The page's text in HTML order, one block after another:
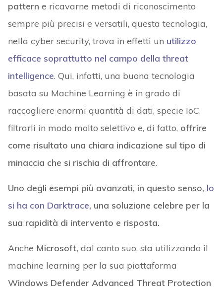
pattern e ricavarne metodi di riconoscimento
sempre più precisi e versatili, questa tecnologia,
nella cyber security, trova in effetti un utilizzo
efficace soprattutto nel campo della threat
intelligence. Qui, infatti, una buona tecnologia
basata su Machine Learning è in grado di
raccogliere enormi quantità di dati, specie IoC,
filtrarli in modo molto selettivo e, di fatto, offrire
come risultato una chiara indicazione sul tipo di
minaccia che si rischia di affrontare.
Uno degli esempi più avanzati, in questo senso, lo
si ha con Darktrace, una soluzione celebre per la
sua rapidità di intervento e risposta.
Anche Microsoft, dal canto suo, sta utilizzando il
machine learning per la sua piattaforma
Windows Defender Advanced Threat Protection